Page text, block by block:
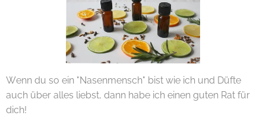
Wenn du so ein "Nasenmensch" bist wie ich und Düfte
auch über alles liebst, dann habe ich einen guten Rat für
dich!